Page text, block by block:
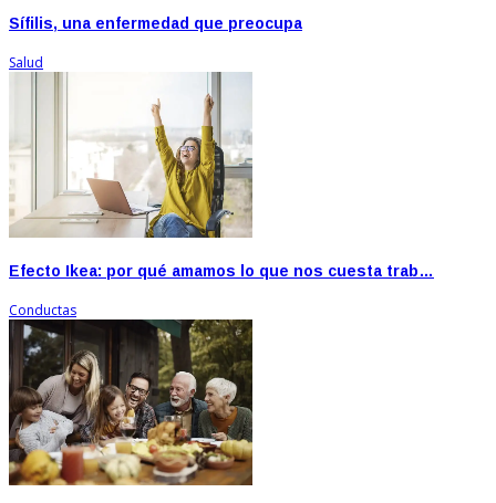
Sífilis, una enfermedad que preocupa
Salud
Efecto Ikea: por qué amamos lo que nos cuesta trab…
Conductas